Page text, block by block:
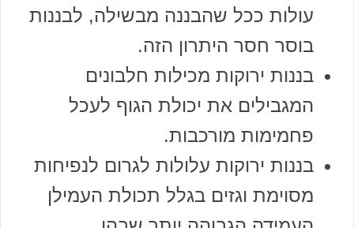
עולות ככל שהבננה מבשילה, לבננות
בוסר חסר היתרון הזה.
בננות ירוקות מכילות חלבונים
המגבילים את יכולת הגוף לעכל
פחמימות מורכבות.
בננות ירוקות עלולות לגרום לנפיחות
מסוימת וגזים בגלל תכולת העמילן